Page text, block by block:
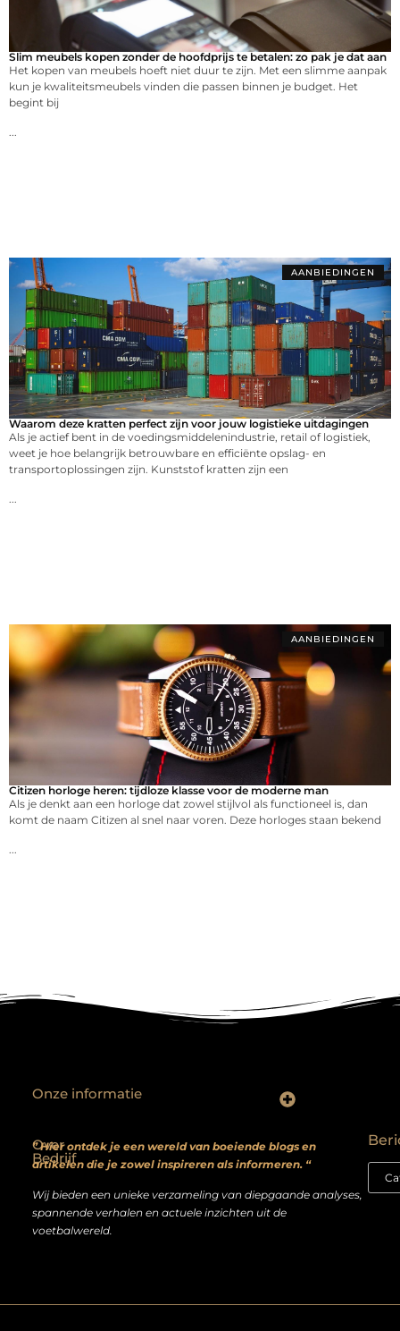
Slim meubels kopen zonder de hoofdprijs te betalen: zo pak je dat aan
Het kopen van meubels hoeft niet duur te zijn. Met een slimme aanpak
kun je kwaliteitsmeubels vinden die passen binnen je budget. Het
begint bij
AANBIEDINGEN
Waarom deze kratten perfect zijn voor jouw logistieke uitdagingen
Als je actief bent in de voedingsmiddelenindustrie, retail of logistiek,
weet je hoe belangrijk betrouwbare en efficiënte opslag- en
transportoplossingen zijn. Kunststof kratten zijn een
AANBIEDINGEN
Citizen horloge heren: tijdloze klasse voor de moderne man
Als je denkt aan een horloge dat zowel stijlvol als functioneel is, dan
komt de naam Citizen al snel naar voren. Deze horloges staan bekend
Over
Bedrijf
” Hier ontdek je een wereld van boeiende blogs en
artikelen die je zowel inspireren als informeren. “
Wij bieden een unieke verzameling van diepgaande analyses,
spannende verhalen en actuele inzichten uit de
voetbalwereld.
Onze informatie